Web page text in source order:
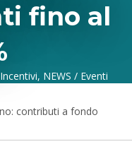
fino al
Incentivi, NEWS / Eventi
contributi a fondo